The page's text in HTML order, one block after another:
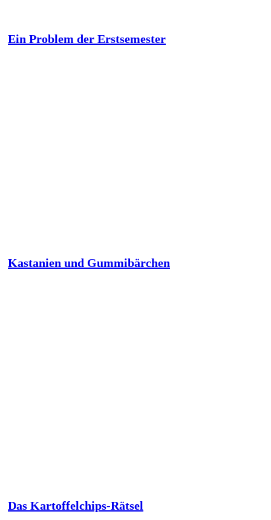
Ein Problem der Erstsemester
Kastanien und Gummibärchen
Das Kartoffelchips-Rätsel